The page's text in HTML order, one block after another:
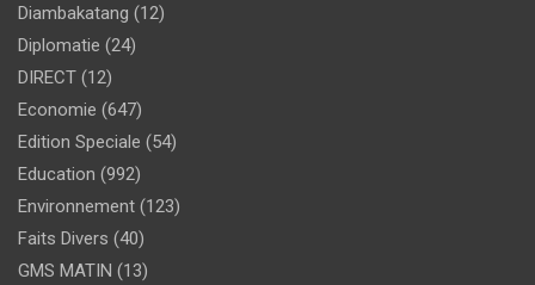
Diambakatang (12)
Diplomatie (24)
DIRECT (12)
Economie (647)
Edition Speciale (54)
Education (992)
Environnement (123)
Faits Divers (40)
GMS MATIN (13)